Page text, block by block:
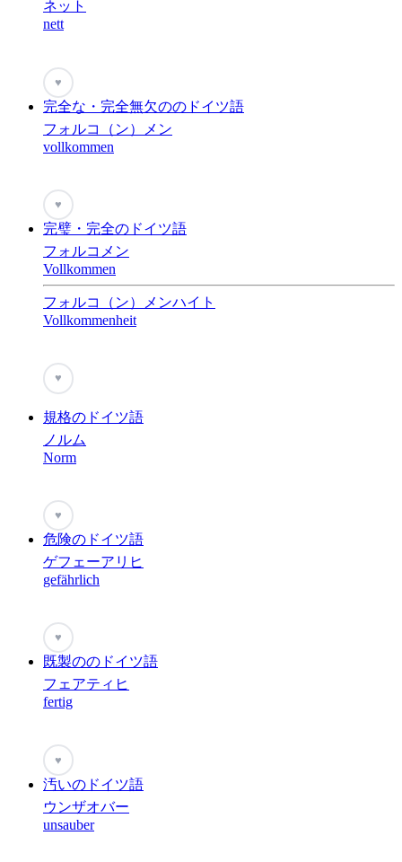
ネット
nett
♥
完全な・完全無欠ののドイツ語
フォルコ（ン）メン
vollkommen
♥
完璧・完全のドイツ語
フォルコメン
Vollkommen
フォルコ（ン）メンハイト
Vollkommenheit
♥
規格のドイツ語
ノルム
Norm
♥
危険のドイツ語
ゲフェーアリヒ
gefährlich
♥
既製ののドイツ語
フェアティヒ
fertig
♥
汚いのドイツ語
ウンザオバー
unsauber